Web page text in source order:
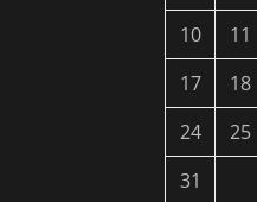
10
11
17
18
24
25
31